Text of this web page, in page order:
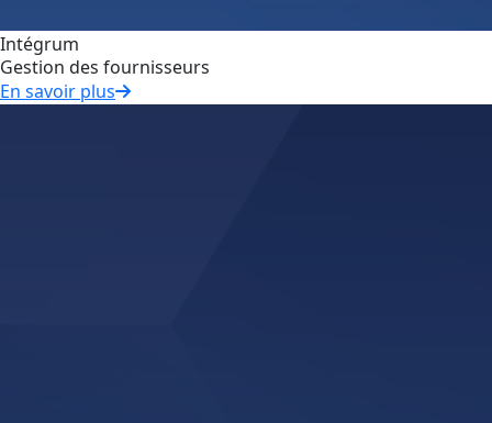
Intégrum
Gestion des fournisseurs
En savoir plus